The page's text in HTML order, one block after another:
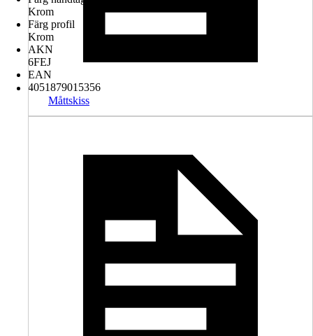
Krom
Färg profil
Krom
AKN
6FEJ
EAN
4051879015356
Måttskiss